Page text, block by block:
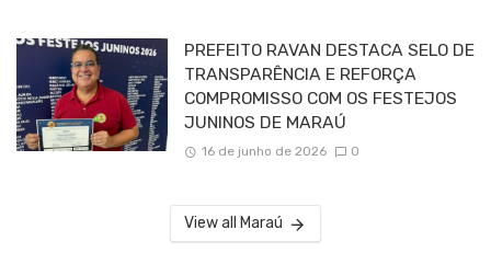
PREFEITO RAVAN DESTACA SELO DE
TRANSPARÊNCIA E REFORÇA
COMPROMISSO COM OS FESTEJOS
JUNINOS DE MARAÚ
16 de junho de 2026 0
View all Maraú